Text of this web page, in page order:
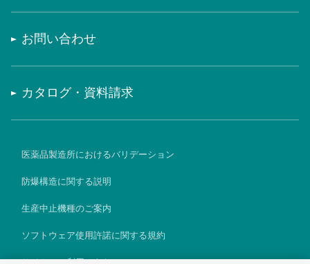
お問い合わせ
カタログ・資料請求
医薬品製造所におけるバリデーション
防爆構造に関する説明
生産中止機種のご案内
ソフトウェア使用許諾に関する規約